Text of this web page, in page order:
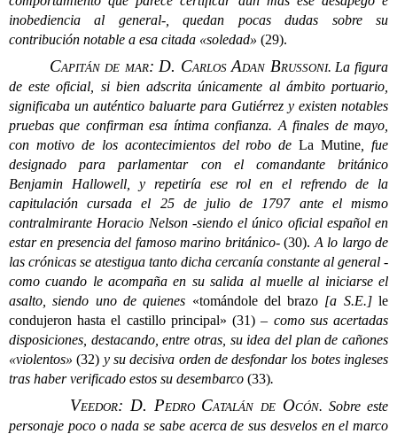
inobediencia al general-, quedan pocas dudas sobre su
contribución notable a esa citada «soledad» (29).
Capitán de mar: D. Carlos Adan Brussoni. La figura
de este oficial, si bien adscrita únicamente al ámbito portuario,
significaba un auténtico baluarte para Gutiérrez y existen notables
pruebas que confirman esa íntima confianza. A finales de mayo,
con motivo de los acontecimientos del robo deLa Mutine , fue
designado para parlamentar con el comandante británico
Benjamin Hallowell, y repetiría ese rol en el refrendo de la
capitulación cursada el 25 de julio de 1797 ante el mismo
contralmirante Horacio Nelson -siendo el único oficial español en
estar en presencia del famoso marino británico-(30). A lo largo de
las crónicas se atestigua tanto dicha cercanía constante al general -
como cuando le acompaña en su salida al muelle al iniciarse el
asalto, siendo uno de quienes «tomándole del brazo [a S.E.]le
condujeron hasta el castillo principal» (31) – como sus acertadas
disposiciones, destacando, entre otras, su idea del plan de cañones
«violentos»(32) y su decisiva orden de desfondar los botes ingleses
tras haber verificado estos su desembarco (33).
Veedor: D. Pedro Catalán de Ocón. Sobre este
personaje poco o nada se sabe acerca de sus desvelos en el marco